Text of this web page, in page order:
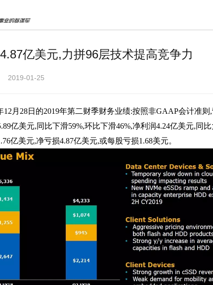
亿美元,力拼96层技术提高竞争力
2019-01-25
12月28日的2019年第二财季财务业绩:按照非GAAP会计准则
亿美元,同比下滑59%,环比下滑46%,净利润4.24亿美元,同
亿美元,净亏损4.87亿美元,或每股亏损1.68美元。